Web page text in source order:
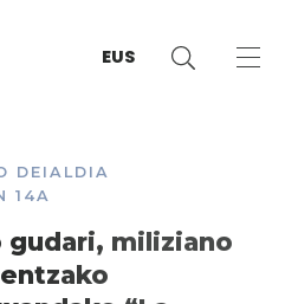
EUS
DEIALDIA
14A
gudari, miliziano